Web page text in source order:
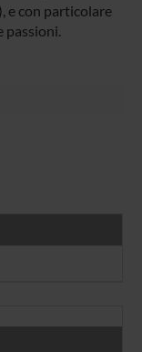
e con particolare
passioni.